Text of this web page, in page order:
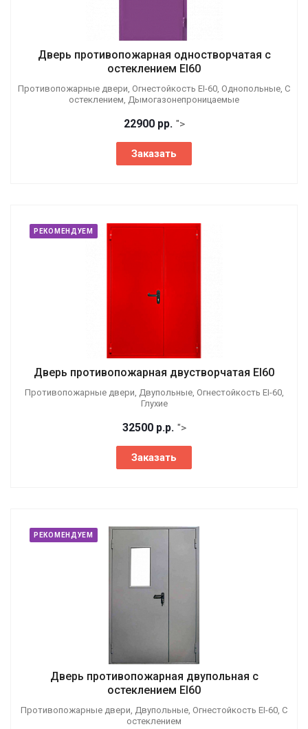
Дверь противопожарная одностворчатая с
остеклением EI60
Противопожарные двери, Огнестойкость EI-60, Однопольные, С
остеклением, Дымогазонепроницаемые
22900 рр. ">
Заказать
РЕКОМЕНДУЕМ
Дверь противопожарная двустворчатая EI60
Противопожарные двери, Двупольные, Огнестойкость EI-60,
Глухие
32500 р.р. ">
Заказать
РЕКОМЕНДУЕМ
Дверь противопожарная двупольная с
остеклением EI60
Противопожарные двери, Двупольные, Огнестойкость EI-60, С
остеклением